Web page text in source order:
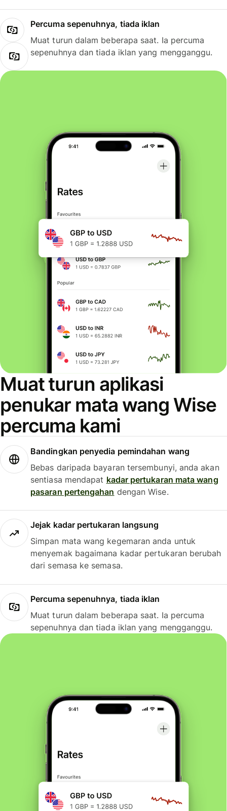
Percuma sepenuhnya, tiada iklan
Muat turun dalam beberapa saat. Ia percuma
sepenuhnya dan tiada iklan yang mengganggu.
Muat turun aplikasi
penukar mata wang Wise
percuma kami
Bandingkan penyedia pemindahan wang
Bebas daripada bayaran tersembunyi, anda akan
sentiasa mendapat kadar pertukaran mata wang
pasaran pertengahan dengan Wise.
Jejak kadar pertukaran langsung
Simpan mata wang kegemaran anda untuk
menyemak bagaimana kadar pertukaran berubah
dari semasa ke semasa.
Percuma sepenuhnya, tiada iklan
Muat turun dalam beberapa saat. Ia percuma
sepenuhnya dan tiada iklan yang mengganggu.